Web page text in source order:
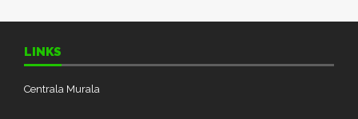
LINKS
Centrala Murala